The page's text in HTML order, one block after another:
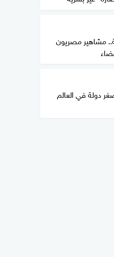
مشاهير مصريون
دولة في العالم